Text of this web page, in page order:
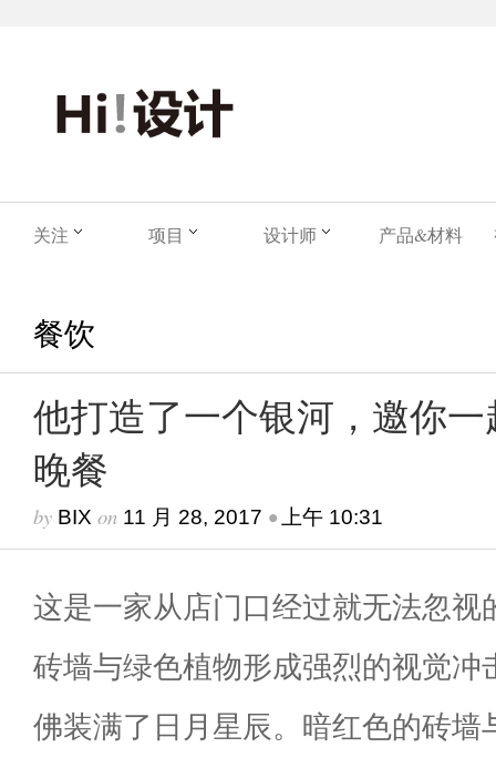
关注 项目 设计师 产品&材料
餐饮
他打造了一个银河，邀你
晚餐
by BIX on 11 月 28, 2017 • 上午 10:31
这是一家从店门口经过就无法忽视
砖墙与绿色植物形成强烈的视觉冲
佛装满了日月星辰。暗红色的砖墙